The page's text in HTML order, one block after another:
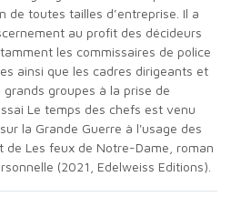
de toutes tailles d’entreprise. Il a
au profit des décideurs
les commissaires de police
ainsi que les cadres dirigeants et
groupes à la prise de
Le temps des chefs est venu
la Grande Guerre à l'usage des
de Les feux de Notre-Dame, roman
(2021, Edelweiss Editions).